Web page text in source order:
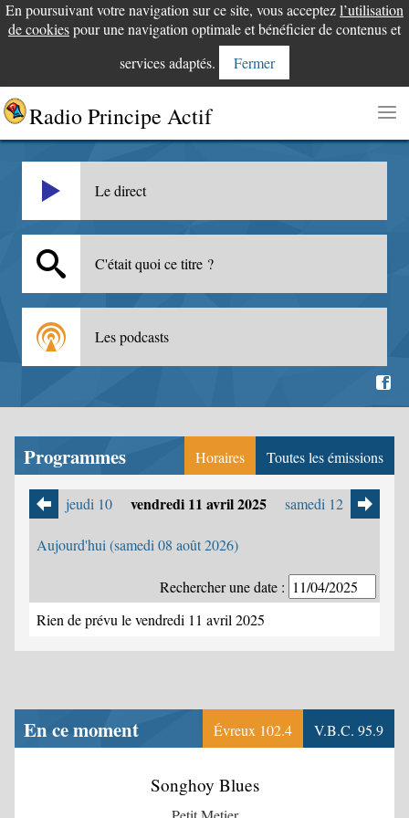
En poursuivant votre navigation sur ce site, vous acceptezl’utilisation
de cookiespour une navigation optimale et bénéficier de contenus et
services adaptés.
Fermer
Radio Principe Actif
Le direct
C'était quoi ce titre ?
Les podcasts
Programmes Horaires Toutes les émissions
jeudi 10 samedi 12
vendredi 11 avril 2025
Aujourd'hui (samedi 08 août 2026)
Rechercher une date :
Rien de prévu le vendredi 11 avril 2025
En ce moment Évreux 102.4 V.B.C. 95.9
Songhoy Blues